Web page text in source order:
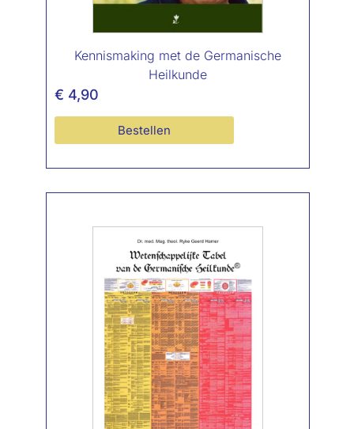
Kennismaking met de Germanische
Heilkunde
€ 4,90
Bestellen